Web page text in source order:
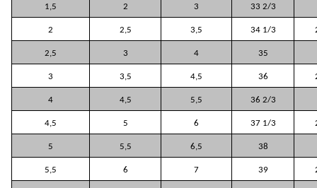
1,5 2 3 33 2/3
2 2,5 3,5 34 1/3
2,5 3 4 35
3 3,5 4,5 36
4 4,5 5,5 36 2/3
4,5 5 6 37 1/3
5 5,5 6,5 38
5,5 6 7 39